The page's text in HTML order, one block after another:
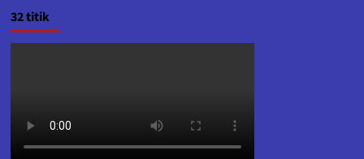
32 titik